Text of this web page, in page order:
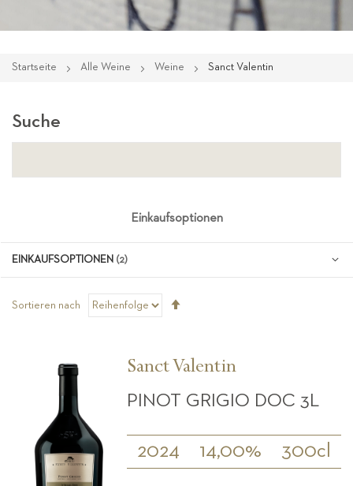
Startseite Alle Weine Weine Sanct Valentin
Sortieren nach
Sanct Valentin
PINOT GRIGIO DOC 3L
2024 14,00% 300cl
Suche
Einkaufsoptionen
EINKAUFSOPTIONEN